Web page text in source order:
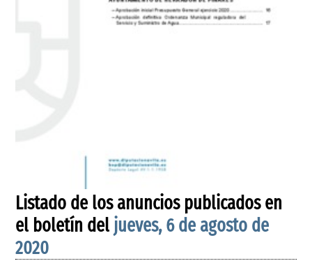
Listado de los anuncios publicados en
el boletín del jueves, 6 de agosto de
2020